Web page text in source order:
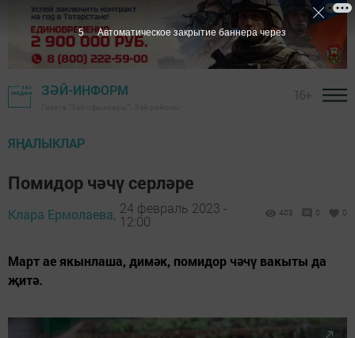
ЗӘЙ-ИНФОРМ
ЯҢАЛЫКЛАР
Помидор чәчү серләре
Клара Ермолаева, 24 февраль 2023 -
12:00
403 0 0
Март ае якынлаша, димәк, помидор чәчү вакыты да
җитә.
4 Автоматическое закрытие баннера через